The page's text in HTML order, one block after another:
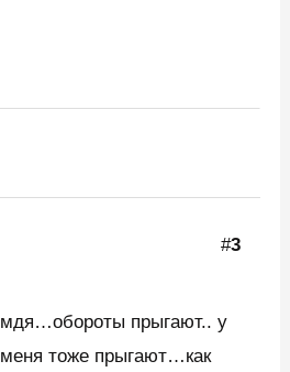
#3
мдя…обороты прыгают.. у
меня тоже прыгают…как